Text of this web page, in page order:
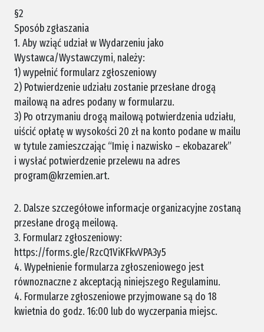
§2
Sposób zgłaszania
1. Aby wziąć udział w Wydarzeniu jako
Wystawca/Wystawczymi, należy:
1) wypełnić formularz zgłoszeniowy
2) Potwierdzenie udziału zostanie przesłane drogą
mailową na adres podany w formularzu.
3) Po otrzymaniu drogą mailową potwierdzenia udziału,
uiścić opłatę w wysokości 20 zł na konto podane w mailu
w tytule zamieszczając “Imię i nazwisko – ekobazarek”
i wysłać potwierdzenie przelewu na adres
program@krzemien.art.
2. Dalsze szczegółowe informacje organizacyjne zostaną
przesłane drogą meilową.
3. Formularz zgłoszeniowy:
https://forms.gle/RzcQ1ViKFkvVPA3y5
4. Wypełnienie formularza zgłoszeniowego jest
równoznaczne z akceptacją niniejszego Regulaminu.
4. Formularze zgłoszeniowe przyjmowane są do 18
kwietnia do godz. 16:00 lub do wyczerpania miejsc.